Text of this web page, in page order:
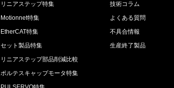
リニアステップ特集
Motionnet特集
EtherCAT特集
セット製品特集
リニアステップ部品削減比較
ポルテスキャップモータ特集
技術コラム
よくある質問
不具合情報
生産終了製品